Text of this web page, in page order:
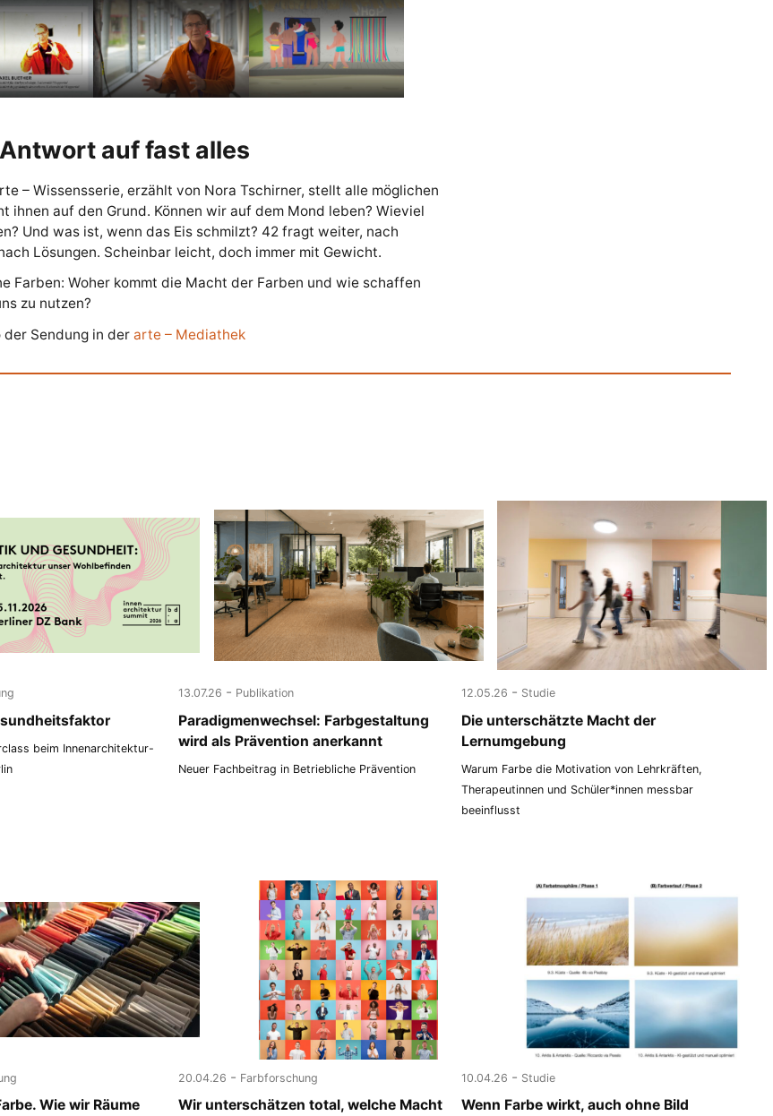
auf fast alles
– Wissensserie, erzählt von Nora Tschirner, stellt alle möglichen
ihnen auf den Grund. Können wir auf dem Mond leben? Wieviel
Und was ist, wenn das Eis schmilzt? 42 fragt weiter, nach
Lösungen. Scheinbar leicht, doch immer mit Gewicht.
Farben: Woher kommt die Macht der Farben und wie schaffen
zu nutzen?
der Sendung in der arte – Mediathek
beim Innenarchitektur-
13.07.26 - Publikation
Paradigmenwechsel: Farbgestaltung
wird als Prävention anerkannt
Neuer Fachbeitrag in Betriebliche Prävention
12.05.26 - Studie
Die unterschätzte Macht der
Lernumgebung
Warum Farbe die Motivation von Lehrkräften,
Therapeutinnen und Schüler*innen messbar
beeinflusst
Wie wir Räume
20.04.26 - Farbforschung
Wir unterschätzen total, welche Macht
10.04.26 - Studie
Wenn Farbe wirkt, auch ohne Bild